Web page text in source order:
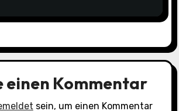
einen Kommentar
sein, um einen Kommentar